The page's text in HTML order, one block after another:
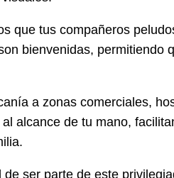
que tus compañeros
bienvenidas, permitiendo
a zonas comerciales,
alcance de tu mano,
ser parte de este